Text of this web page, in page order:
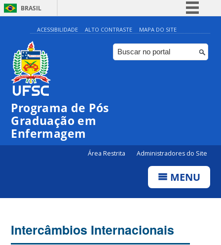
BRASIL
Simplifique!
Comunica BR
Participe
ACESSIBILIDADE ALTO CONTRASTE MAPA DO SITE
Programa de Pós
Graduação em
Enfermagem
Área Restrita Administradores do Site
MENU
Intercâmbios Internacionais